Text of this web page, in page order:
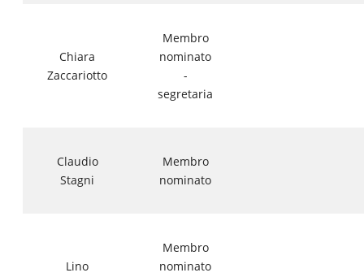
Chiara
Zaccariotto
Membro
nominato
-
segretaria
Claudio
Stagni
Membro
nominato
Lino
Membro
nominato